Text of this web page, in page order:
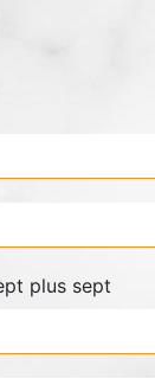
plus sept